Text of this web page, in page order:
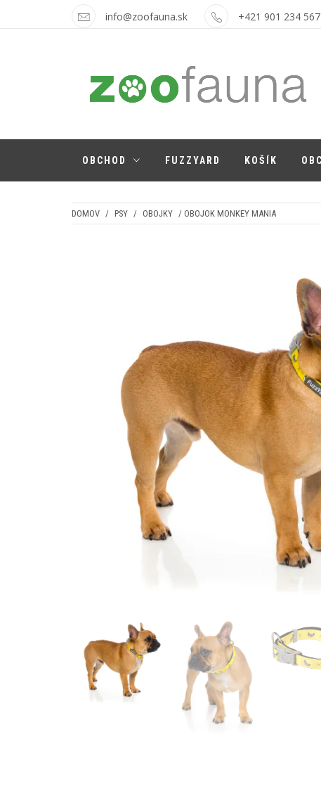
info@zoofauna.sk +421 901 234 567
OBCHOD FUZZYARD KOŠÍK
DOMOV / PSY / OBOJKY / OBOJOK MONKEY MANIA